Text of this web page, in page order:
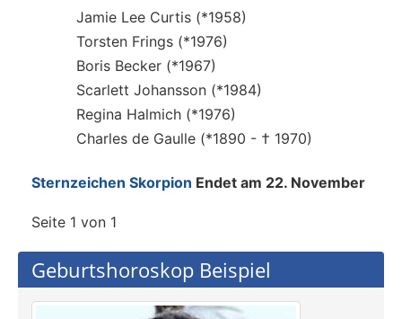
Jamie Lee Curtis (*1958)
Torsten Frings (*1976)
Boris Becker (*1967)
Scarlett Johansson (*1984)
Regina Halmich (*1976)
Charles de Gaulle (*1890 - † 1970)
Sternzeichen Skorpion Endet am 22. November
Seite 1 von 1
Geburtshoroskop Beispiel